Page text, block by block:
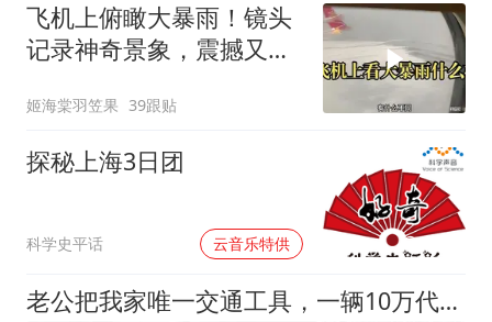
飞机上俯瞰大暴雨！镜头
记录神奇景象，震撼又治
姬海棠羽笠果 39跟贴
探秘上海3日团
科学史平话 云音乐特供 00:00
老公把我家唯一交通工具，一辆10万代步车给小叔子，让我自己蹬自行车上班，第3天我把房子挂中介：老公，这房我保证能卖好价钱